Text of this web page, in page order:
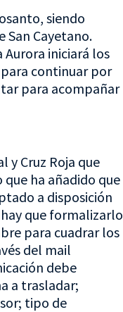
siendo
San Cayetano.
Aurora iniciará los
continuar por
para acompañar
y Cruz Roja que
ha añadido que
a disposición
que formalizarlo
para cuadrar los
del mail
debe
a trasladar;
tipo de